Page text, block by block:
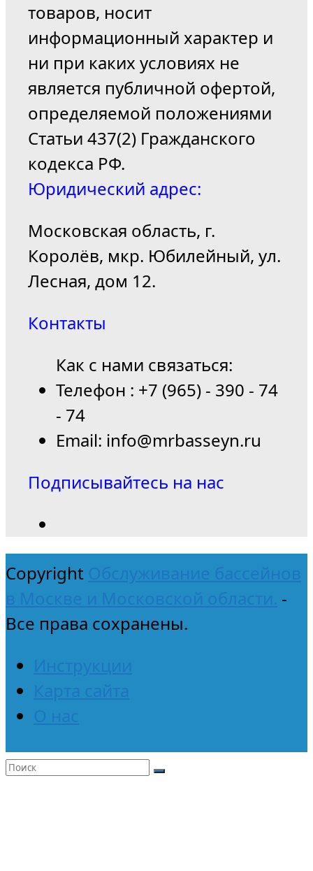
товаров, носит
информационный характер и
ни при каких условиях не
является публичной офертой,
определяемой положениями
Статьи 437(2) Гражданского
кодекса РФ.
Юридический адрес:
Московская область, г.
Королёв, мкр. Юбилейный, ул.
Лесная, дом 12.
Контакты
Как с нами связаться:
Телефон : +7 (965) - 390 - 74
- 74
Email: info@mrbasseyn.ru
Подписывайтесь на нас
Copyright Обслуживание бассейнов
в Москве и Московской области. -
Все права сохранены.
Инструкции
Карта сайта
О нас